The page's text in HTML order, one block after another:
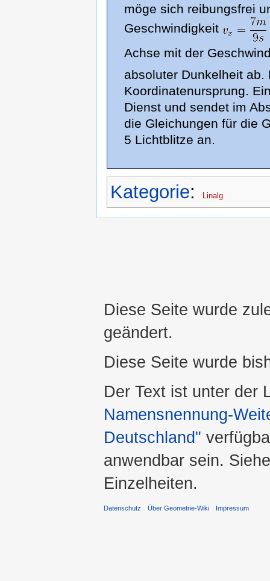
möge sich reibungsfrei
Geschwindigkeit
Achse mit der
absoluter Dunkelheit
Koordinatenursprung.
Dienst und sendet im
die Gleichungen für die
5 Lichtblitze an.
Kategorie: Linalg
Diese Seite wurde
geändert.
Diese Seite wurde
Der Text ist unter der
Namensnennung-
Deutschland"
anwendbar sein.
Einzelheiten.
Datenschutz Über Geometrie-Wiki Impressum